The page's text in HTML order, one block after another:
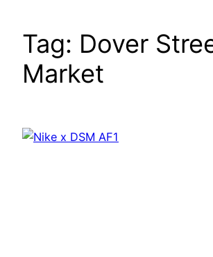
Tag: Dover
Market